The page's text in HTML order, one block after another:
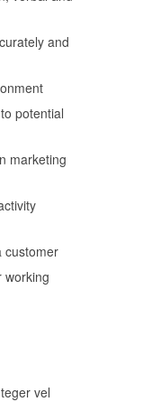
and
potential
marketing
customer
working
vel